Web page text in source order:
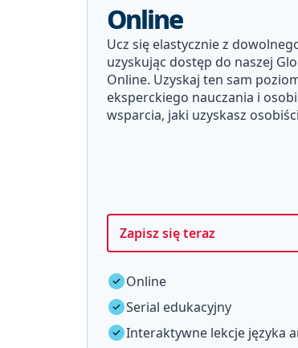
Online
Ucz się elastycznie z
uzyskując dostęp do naszej
Online. Uzyskaj ten sam
eksperckiego nauczania i
wsparcia, jaki uzyskasz
Zapisz się teraz
Online
Serial edukacyjny
Interaktywne lekcje języka